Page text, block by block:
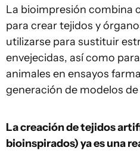
La bioimpresión combina
para crear tejidos y
utilizarse para sustituir
envejecidas, así como
animales en ensayos
generación de modelos
La creación de tejidos
bioinspirados) ya es una